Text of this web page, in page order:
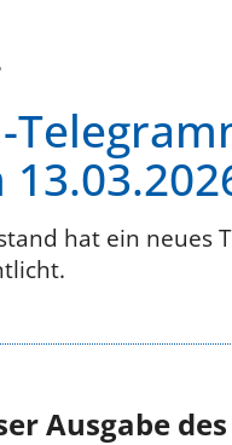
hat ein neues
Ausgabe des